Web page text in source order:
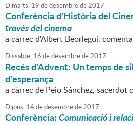
Dimarts, 19 dedesembrede2017
Conferència d'Història del
través del cinema
a càrrec d'Albert Beorlegui,
Dissabte, 16 dedesembrede2017
Recés d'Advent: Un temps de
d'esperança
a càrrec de Peio Sánchez, sacerdot
Dijous, 14dedesembrede2017
Conferència:Comunicació i